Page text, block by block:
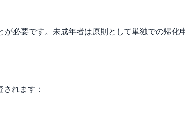
必要です。未成年者は原則として単独での帰化
れます：